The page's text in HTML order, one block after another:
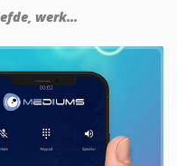
werk...